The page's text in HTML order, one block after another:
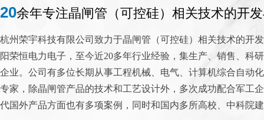
20余年专注晶闸管（可控硅）相关技术的开
杭州荣宇科技有限公司致力于晶闸管（可控硅）相关技术的开
阳荣恒电力电子，至今近20多年行业经验，集生产、销售、科
企业。公司有多位长期从事工程机械、电气、计算机综合自动
专家，除晶闸管产品的技术和工艺设计外，多次成功配合军工
代国外产品方面也有多项案例，同时和国内多所高校、中科院